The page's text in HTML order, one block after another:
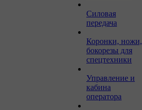
Силовая
передача
Коронки, ножи,
бокорезы для
спецтехники
Управление и
кабина
оператора